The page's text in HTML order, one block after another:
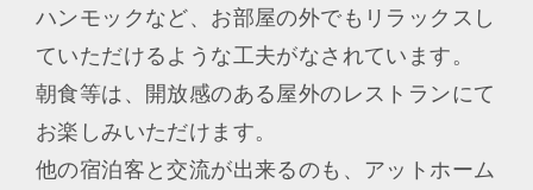
ハンモックなど、お部屋の外でもリラックスし
ていただけるような工夫がなされています。
朝食等は、開放感のある屋外のレストランにて
お楽しみいただけます。
他の宿泊客と交流が出来るのも、アットホーム